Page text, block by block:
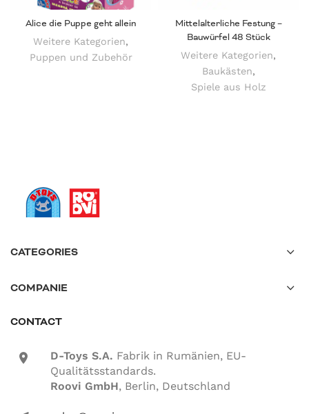
Alice die Puppe geht allein
Weitere Kategorien,
Puppen und Zubehör
Mittelalterliche Festung –
Bauwürfel 48 Stück
Weitere Kategorien,
Baukästen,
Spiele aus Holz
CATEGORIES
COMPANIE
CONTACT
location-icon D-Toys S.A. Fabrik in Rumänien, EU-
Qualitätsstandards.
Roovi GmbH, Berlin, Deutschland